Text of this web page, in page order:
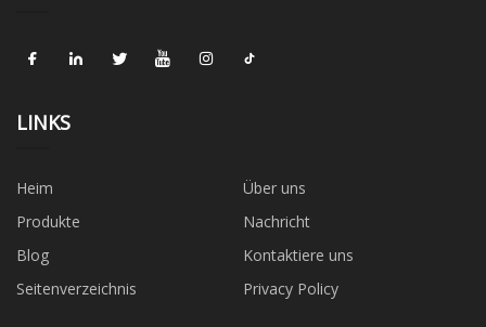
LINKS
Heim
Über uns
Produkte
Nachricht
Blog
Kontaktiere uns
Seitenverzeichnis
Privacy Policy